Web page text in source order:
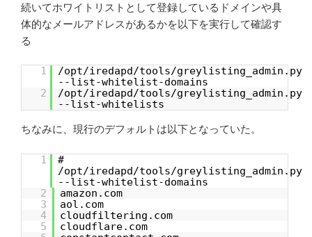
続いてホワイトリストとして登録しているドメインや具
体的なメールアドレスがあるかを以下を実行して確認す
る
1
/opt/iredapd/tools/greylisting_admin.py
--list-whitelist-domains
2
/opt/iredapd/tools/greylisting_admin.py
--list-whitelists
ちなみに、現行のデフォルトは以下となっていた。
1
#
/opt/iredapd/tools/greylisting_admin.py
--list-whitelist-domains
2
amazon.com
3
aol.com
4
cloudfiltering.com
5
cloudflare.com